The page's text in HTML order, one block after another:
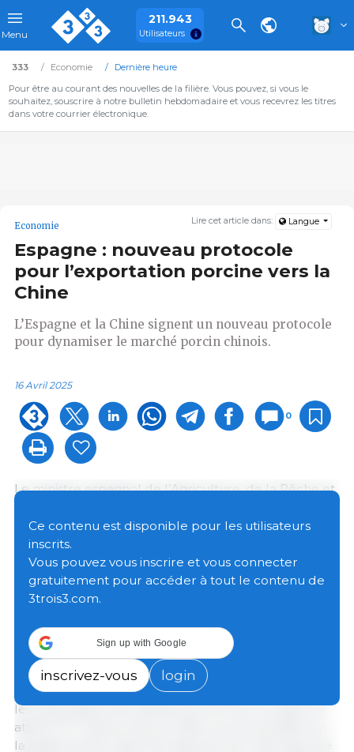
Menu
211.943
Utilisateurs
333 Economie
Dernière heure
Pour être au courant des nouvelles de la filière. Vous pouvez, si vous le
souhaitez, souscrire à notre bulletin hebdomadaire et vous recevrez les titres
dans votre courrier électronique.
Lire cet article dans: Langue
Economie
Espagne : nouveau protocole
pour l’exportation porcine vers la
Chine
L’Espagne et la Chine signent un nouveau protocole
pour dynamiser le marché porcin chinois.
16 Avril 2025
0
Le ministre espagnol de l’Agriculture, de la Pêche et
l’Administration générale des douanes de Chine, Sun
Meijun, ont signé un nouveau protocole
d’exportation porcine vers le pays asiatique, dans le
cadre du voyage officiel actuellement effectué en
Chine par le président du gouvernement espagnol.
Ce nouveau protocole porcin permettra d’élargir la
liste des produits autorisés à l’exportation depuis
l’Espagne. En effet, le tout premier produit espagnol
exporté vers la Chine est la viande porcine. En 2024,
les exportations de viande porcine vers ce pays ont
atteint 571 millions d’euros. Bien qu’une tendance à
la baisse ait été observée depuis le pic historique de
Ce contenu est disponible pour les utilisateurs
inscrits.
Vous pouvez vous inscrire et vous connecter
gratuitement pour accéder à tout le contenu de
3trois3.com.
Sign up with Google
inscrivez-vous login